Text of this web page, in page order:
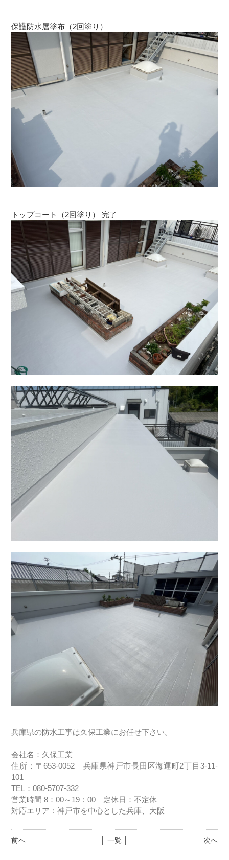
保護防水層塗布（2回塗り）
トップコート（2回塗り） 完了
兵庫県の防水工事は久保工業にお任せ下さい。
会社名：久保工業
住所：〒653-0052 兵庫県神戸市長田区海運町2丁目3-11-
101
TEL：080-5707-332
営業時間 8：00～19：00 定休日：不定休
対応エリア：神戸市を中心とした兵庫、大阪
前へ 次へ
│ 一覧 │